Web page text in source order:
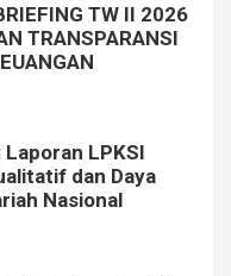
TW II 2026
TRANSPARANSI
LPKSI
dan Daya
Nasional